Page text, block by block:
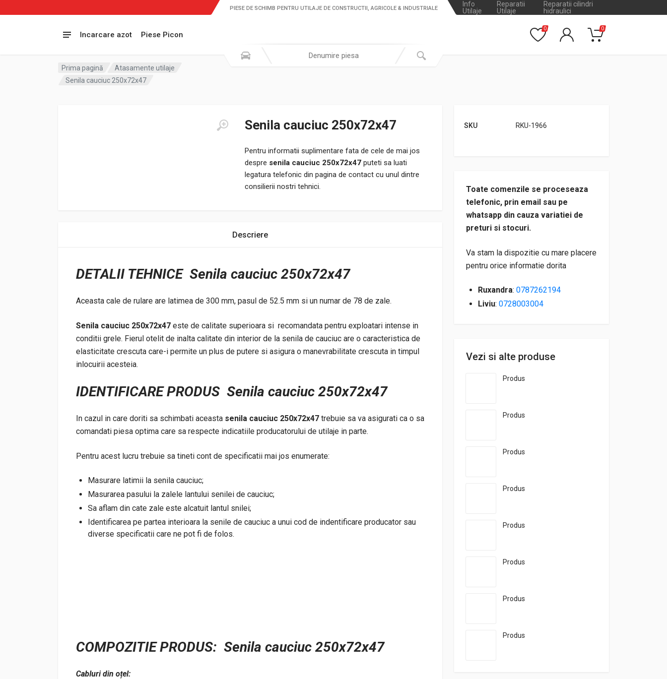
Info
Utilaje
Reparatii
Utilaje
Reparatii cilindri
hidraulici
Incarcare azot Piese Picon
PIESE DE SCHIMB PENTRU UTILAJE DE CONSTRUCTII, AGRICOLE & INDUSTRIALE
0 0
Prima pagină
Atasamente utilaje
Senila cauciuc 250x72x47
Senila cauciuc 250x72x47
Pentru informatii suplimentare fata de cele de mai jos
despre senila cauciuc 250x72x47 puteti sa luati
legatura telefonic din pagina de contact cu unul dintre
consilierii nostri tehnici.
SKU RKU-1966
Toate comenzile se proceseaza
telefonic, prin email sau pe
whatsapp din cauza variatiei de
preturi si stocuri.
Va stam la dispozitie cu mare placere
pentru orice informatie dorita
Ruxandra: 0787262194
Liviu: 0728003004
Vezi si alte produse
Produs
Produs
Produs
Produs
Produs
Produs
Produs
Produs
Descriere
DETALII TEHNICE Senila cauciuc 250x72x47
Aceasta cale de rulare are latimea de 300 mm, pasul de 52.5 mm si un numar de 78 de zale.
Senila cauciuc 250x72x47 este de calitate superioara si recomandata pentru exploatari intense in
conditii grele. Fierul otelit de inalta calitate din interior de la senila de cauciuc are o caracteristica de
elasticitate crescuta care-i permite un plus de putere si asigura o manevrabilitate crescuta in timpul
inlocuirii acesteia.
IDENTIFICAREPRODUS Senila cauciuc 250x72x47
In cazul in care doriti sa schimbati aceasta senila cauciuc 250x72x47 trebuie sa va asigurati ca o sa
comandati piesa optima care sa respecte indicatiile producatorului de utilaje in parte.
Pentru acest lucru trebuie sa tineti cont de specificatii mai jos enumerate:
Masurare latimii la senila cauciuc;
Masurarea pasului la zalele lantului senilei de cauciuc;
Sa aflam din cate zale este alcatuit lantul snilei;
Identificarea pe partea interioara la senile de cauciuc a unui cod de indentificare producator sau
diverse specificatii care ne pot fi de folos.
COMPOZITIEPRODUS: Senila cauciuc 250x72x47
Cabluri din oțel: